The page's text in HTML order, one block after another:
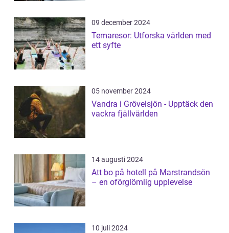
09 december 2024
Temaresor: Utforska världen med
ett syfte
05 november 2024
Vandra i Grövelsjön - Upptäck den
vackra fjällvärlden
14 augusti 2024
Att bo på hotell på Marstrandsön
– en oförglömlig upplevelse
10 juli 2024